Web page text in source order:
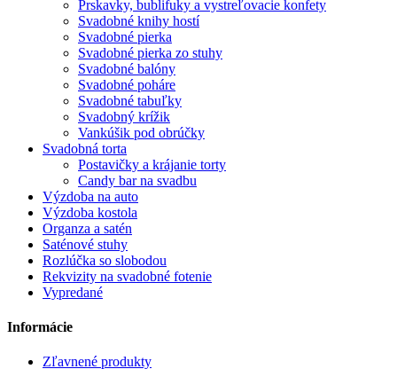
Prskavky, bublifuky a vystreľovacie konfety
Svadobné knihy hostí
Svadobné pierka
Svadobné pierka zo stuhy
Svadobné balóny
Svadobné poháre
Svadobné tabuľky
Svadobný krížik
Vankúšik pod obrúčky
Svadobná torta
Postavičky a krájanie torty
Candy bar na svadbu
Výzdoba na auto
Výzdoba kostola
Organza a satén
Saténové stuhy
Rozlúčka so slobodou
Rekvizity na svadobné fotenie
Vypredané
Informácie
Zľavnené produkty